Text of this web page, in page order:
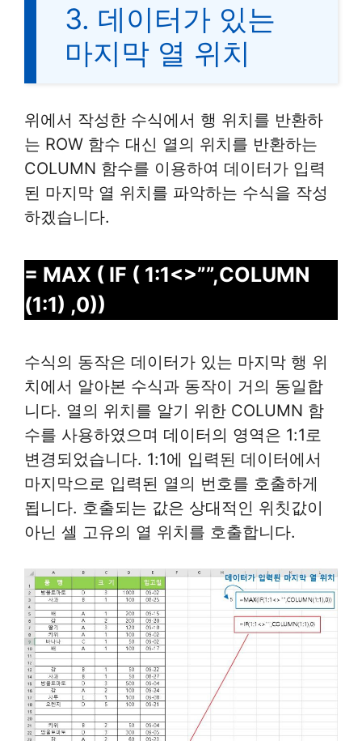
3. 데이터가 있는
마지막 열 위치
위에서 작성한 수식에서 행 위치를 반환하
는 ROW 함수 대신 열의 위치를 반환하는
COLUMN 함수를 이용하여 데이터가 입력
된 마지막 열 위치를 파악하는 수식을 작성
하겠습니다.
= MAX ( IF ( 1:1<>””,COLUMN
(1:1) ,0))
수식의 동작은 데이터가 있는 마지막 행 위
치에서 알아본 수식과 동작이 거의 동일합
니다. 열의 위치를 알기 위한 COLUMN 함
수를 사용하였으며 데이터의 영역은 1:1로
변경되었습니다. 1:1에 입력된 데이터에서
마지막으로 입력된 열의 번호를 호출하게
됩니다. 호출되는 값은 상대적인 위칫값이
아닌 셀 고유의 열 위치를 호출합니다.